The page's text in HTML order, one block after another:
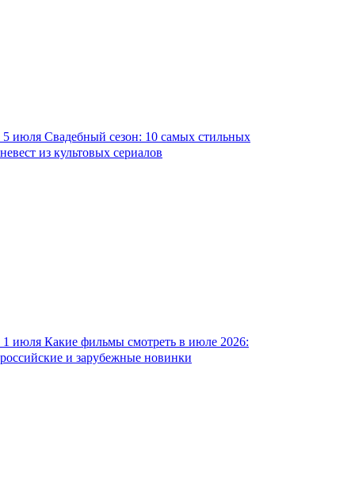
5 июля Свадебный сезон: 10 самых стильных
невест из культовых сериалов
1 июля Какие фильмы смотреть в июле 2026:
российские и зарубежные новинки